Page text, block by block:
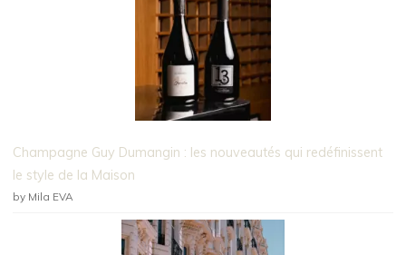
Champagne Guy Dumangin : les nouveautés qui redéfinissent
le style de la Maison
by Mila EVA